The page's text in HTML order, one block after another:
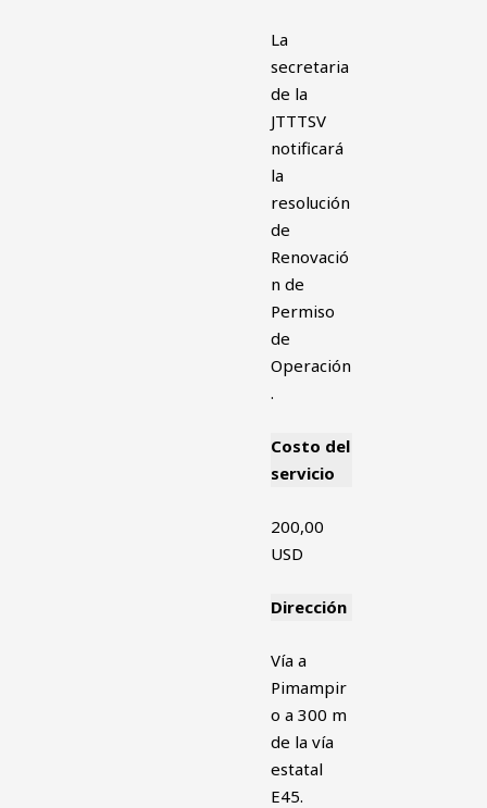
La
secretaria
de la
JTTTSV
notificará
la
resolución
de
Renovació
n de
Permiso
de
Operación
.
Costo del
servicio
200,00
USD
Dirección
Vía a
Pimampir
o a 300 m
de la vía
estatal
E45.